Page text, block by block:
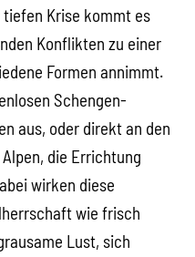
Krise kommt es
Konflikten zu einer
Formen annimmt.
Schengen-
aus, oder direkt an den
die Errichtung
wirken diese
wie frisch
Lust, sich